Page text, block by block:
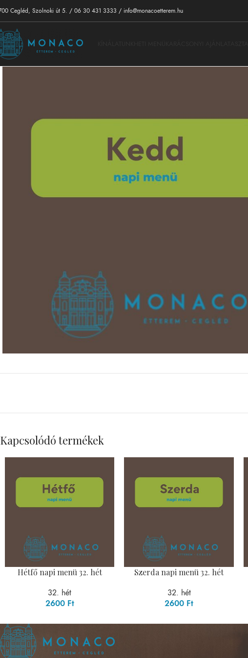
Cegléd, Szolnoki út 5. / 06 30 431 3333 / info@monacoetterem.hu
Kapcsolódó termékek
Hétfő napi menü 32. hét
32. hét
2600 Ft
Szerda napi menü 32. hét
32. hét
2600 Ft